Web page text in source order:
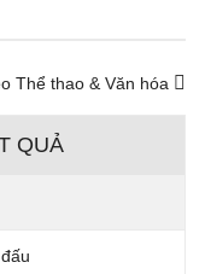
Thể thao & Văn hóa
QUẢ